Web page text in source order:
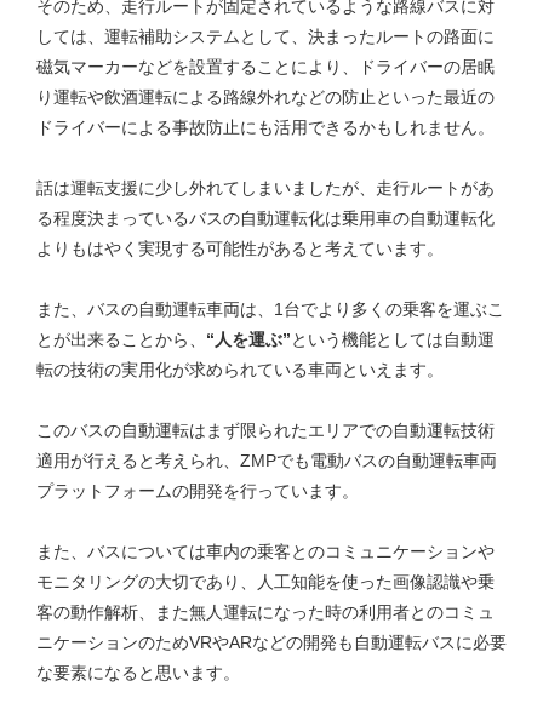
そのため、走行ルートが固定されているような路線バスに対
しては、運転補助システムとして、決まったルートの路面に
磁気マーカーなどを設置することにより、ドライバーの居眠
り運転や飲酒運転による路線外れなどの防止といった最近の
ドライバーによる事故防止にも活用できるかもしれません。
話は運転支援に少し外れてしまいましたが、走行ルートがあ
る程度決まっているバスの自動運転化は乗用車の自動運転化
よりもはやく実現する可能性があると考えています。
また、バスの自動運転車両は、1台でより多くの乗客を運ぶこ
とが出来ることから、 “人を運ぶ”という機能としては自動運
転の技術の実用化が求められている車両といえます。
このバスの自動運転はまず限られたエリアでの自動運転技術
適用が行えると考えられ、ZMPでも電動バスの自動運転車両
プラットフォームの開発を行っています。
また、バスについては車内の乗客とのコミュニケーションや
モニタリングの大切であり、人工知能を使った画像認識や乗
客の動作解析、また無人運転になった時の利用者とのコミュ
ニケーションのためVRやARなどの開発も自動運転バスに必要
な要素になると思います。